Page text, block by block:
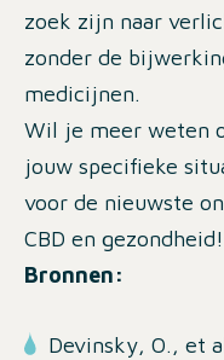
zoek zijn naar
zonder de
medicijnen.
Wil je meer weten
jouw specifieke
voor de nieuwste
CBD en gezondheid!
Bronnen:
Devinsky, O., et